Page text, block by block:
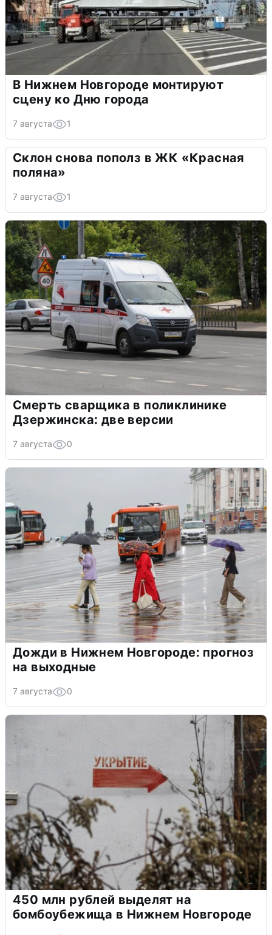
В Нижнем Новгороде монтируют
сцену ко Дню города
7 августа 1
Склон снова пополз в ЖК «Красная
поляна»
7 августа 1
Смерть сварщика в поликлинике
Дзержинска: две версии
7 августа 0
Дожди в Нижнем Новгороде: прогноз
на выходные
7 августа 0
450 млн рублей выделят на
бомбоубежища в Нижнем Новгороде